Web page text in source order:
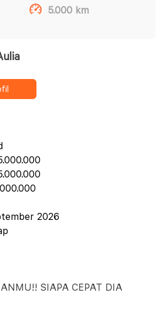
5.000 km
2026
SIAPA CEPAT DIA